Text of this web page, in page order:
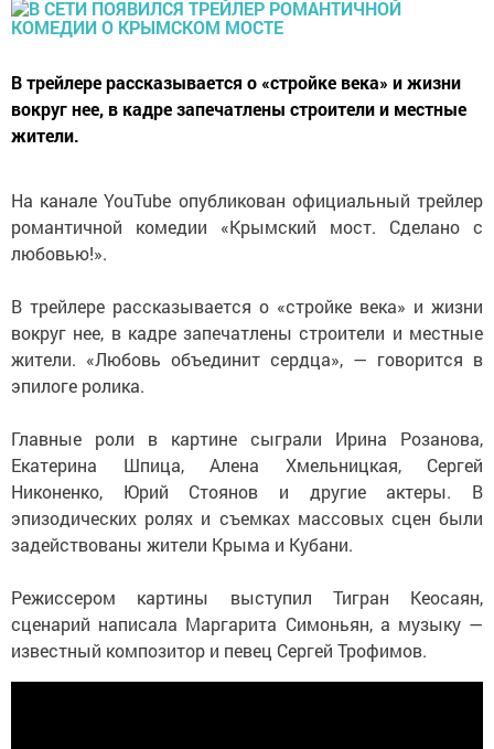
В трейлере рассказывается о «стройке века» и жизни
вокруг нее, в кадре запечатлены строители и местные
жители.
На канале YouTube опубликован официальный трейлер
романтичной комедии «Крымский мост. Сделано с
любовью!».
В трейлере рассказывается о «стройке века» и жизни
вокруг нее, в кадре запечатлены строители и местные
жители. «Любовь объединит сердца», — говорится в
эпилоге ролика.
Главные роли в картине сыграли Ирина Розанова,
Екатерина Шпица, Алена Хмельницкая, Сергей
Никоненко, Юрий Стоянов и другие актеры. В
эпизодических ролях и съемках массовых сцен были
задействованы жители Крыма и Кубани.
Режиссером картины выступил Тигран Кеосаян,
сценарий написала Маргарита Симоньян, а музыку —
известный композитор и певец Сергей Трофимов.